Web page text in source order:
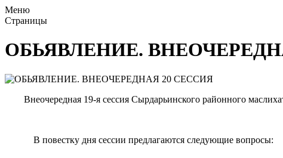
Меню
Страницы
ОБЬЯВЛЕНИЕ.
Внеочередная 19-я сессия Сырдарьинского районного
В повестку дня сессии предлагаются следующие вопросы: